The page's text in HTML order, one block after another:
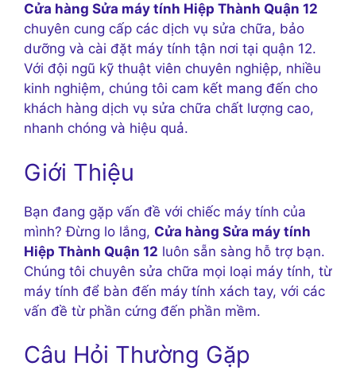
Cửa hàng Sửa máy tính Hiệp Thành Quận 12
chuyên cung cấp các dịch vụ sửa chữa, bảo
dưỡng và cài đặt máy tính tận nơi tại quận 12.
Với đội ngũ kỹ thuật viên chuyên nghiệp, nhiều
kinh nghiệm, chúng tôi cam kết mang đến cho
khách hàng dịch vụ sửa chữa chất lượng cao,
nhanh chóng và hiệu quả.
Giới Thiệu
Bạn đang gặp vấn đề với chiếc máy tính của
mình? Đừng lo lắng, Cửa hàng Sửa máy tính
Hiệp Thành Quận 12 luôn sẵn sàng hỗ trợ bạn.
Chúng tôi chuyên sửa chữa mọi loại máy tính, từ
máy tính để bàn đến máy tính xách tay, với các
vấn đề từ phần cứng đến phần mềm.
Câu Hỏi Thường Gặp